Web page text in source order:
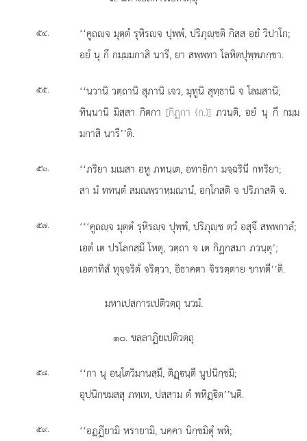
๕๔. ‘‘คูถฺจ มุตฺตํ รุหิรฺจ ปุพฺพํ, ปริภุฺชติ กิสฺส อยํ วิปาโก;
อยํ นุ กึ กมฺมมกาสิ นารี, ยา สพฺพทา โลหิตปุพฺพภกฺขา.
๕๕.
‘‘นวานิ วตฺถานิ สุภานิ เจว, มุทูนิ สุทฺธานิ จ โลมสานิ;
ทินฺนานิ มิสฺสา กิตกา [กิฏกา (ก.)] ภวนฺติ, อยํ นุ กึ กมฺม
มกาสิ นารี’’ติ.
๕๖.
‘‘ภริยา มเมสา อหู ภทนฺเต, อทายิกา มจฺฉรินี กทริยา;
สา มํ ททนฺตํ สมณพฺราหฺมณานํ, อกฺโกสติ จ ปริภาสติ จ.
๕๗.
‘‘‘คูถฺจ มุตฺตํ รุหิรฺจ ปุพฺพํ, ปริภุฺช ตฺวํ อสุจึ สพฺพกาลํ;
เอตํ เต ปรโลกสฺมึ โหตุ, วตฺถา จ เต กิฏกสมา ภวนฺตุ’;
เอตาทิสํ ทุจฺจริตํ จริตฺวา, อิธาคตา จิรรตฺตาย ขาทตี’’ติ.
มหาเปสการเปติวตฺถุ นวมํ.
๑๐. ขลฺลาฏิยเปติวตฺถุ
๕๘. ‘‘กา นุ อนฺโตวิมานสฺมึ, ติฏฺนฺตี นูปนิกฺขมิ;
อุปนิกฺขมสฺสุ ภทฺเท, ปสฺสาม ตํ พหิฏฺิต’’นฺติ.
๕๙. ‘‘อฏฺฏียามิ หรายามิ, นคฺคา นิกฺขมิตุํ พหิ;